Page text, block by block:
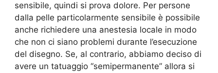
sensibile, quindi si prova dolore. Per persone
dalla pelle particolarmente sensibile è possibile
anche richiedere una anestesia locale in modo
che non ci siano problemi durante l’esecuzione
del disegno. Se, al contrario, abbiamo deciso di
avere un tatuaggio “semipermanente” allora si